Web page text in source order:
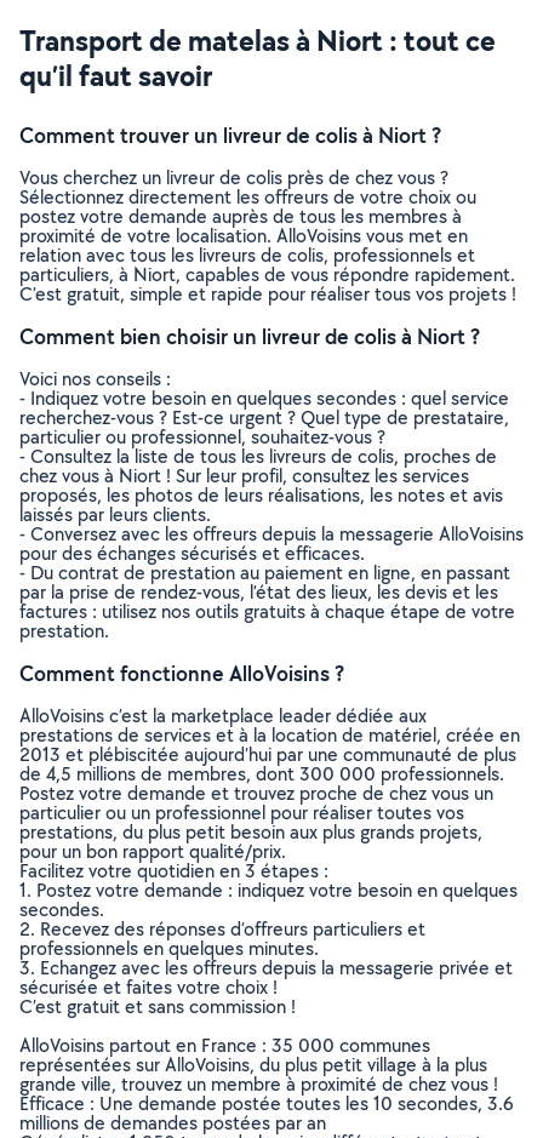
Transport de matelas à Niort : tout ce
qu’il faut savoir
Comment trouver un livreur de colis à Niort ?
Vous cherchez un livreur de colis près de chez vous ?
Sélectionnez directement les offreurs de votre choix ou
postez votre demande auprès de tous les membres à
proximité de votre localisation. AlloVoisins vous met en
relation avec tous les livreurs de colis, professionnels et
particuliers, à Niort, capables de vous répondre rapidement.
C’est gratuit, simple et rapide pour réaliser tous vos projets !
Comment bien choisir un livreur de colis à Niort ?
Voici nos conseils :
- Indiquez votre besoin en quelques secondes : quel service
recherchez-vous ? Est-ce urgent ? Quel type de prestataire,
particulier ou professionnel, souhaitez-vous ?
- Consultez la liste de tous les livreurs de colis, proches de
chez vous à Niort ! Sur leur profil, consultez les services
proposés, les photos de leurs réalisations, les notes et avis
laissés par leurs clients.
- Conversez avec les offreurs depuis la messagerie AlloVoisins
pour des échanges sécurisés et efficaces.
- Du contrat de prestation au paiement en ligne, en passant
par la prise de rendez-vous, l’état des lieux, les devis et les
factures : utilisez nos outils gratuits à chaque étape de votre
prestation.
Comment fonctionne AlloVoisins ?
AlloVoisins c’est la marketplace leader dédiée aux
prestations de services et à la location de matériel, créée en
2013 et plébiscitée aujourd’hui par une communauté de plus
de 4,5 millions de membres, dont 300 000 professionnels.
Postez votre demande et trouvez proche de chez vous un
particulier ou un professionnel pour réaliser toutes vos
prestations, du plus petit besoin aux plus grands projets,
pour un bon rapport qualité/prix.
Facilitez votre quotidien en 3 étapes :
1. Postez votre demande : indiquez votre besoin en quelques
secondes.
2. Recevez des réponses d’offreurs particuliers et
professionnels en quelques minutes.
3. Echangez avec les offreurs depuis la messagerie privée et
sécurisée et faites votre choix !
C’est gratuit et sans commission !
AlloVoisins partout en France : 35 000 communes
représentées sur AlloVoisins, du plus petit village à la plus
grande ville, trouvez un membre à proximité de chez vous !
Efficace : Une demande postée toutes les 10 secondes, 3.6
millions de demandes postées par an